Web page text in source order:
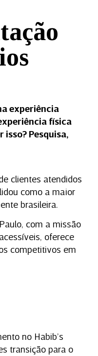
experiência
física
isso? Pesquisa,
clientes atendidos
como a maior
brasileira.
com a missão
oferece
competitivos em
no Habib’s
transição para o